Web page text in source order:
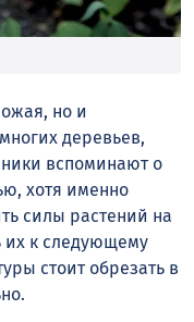
но и
деревьев,
вспоминают о
хотя именно
силы растений на
их к следующему
стоит обрезать в